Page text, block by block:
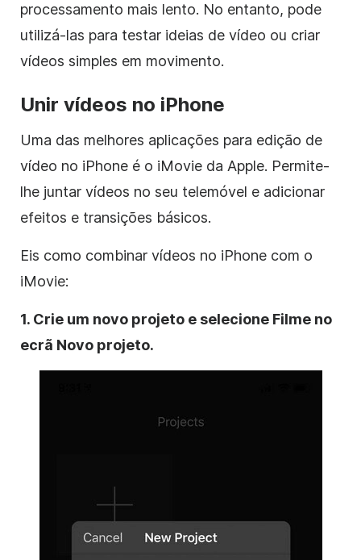
processamento mais lento. No entanto, pode
utilizá-las para testar ideias de vídeo ou criar
vídeos simples em movimento.
Unir vídeos no iPhone
Uma das melhores aplicações para edição de
vídeo no iPhone é o iMovie da Apple. Permite-
lhe juntar vídeos no seu telemóvel e adicionar
efeitos e transições básicos.
Eis como combinar vídeos no iPhone com o
iMovie:
1. Crie um novo projeto e selecione Filme no
ecrã Novo projeto.